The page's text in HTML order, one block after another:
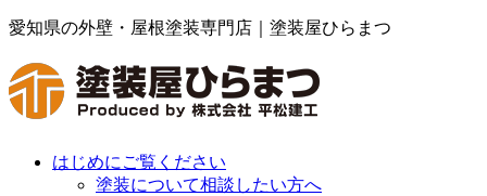
愛知県の外壁・屋根塗装専門店｜塗装屋ひらまつ
はじめにご覧ください
塗装について相談したい方へ